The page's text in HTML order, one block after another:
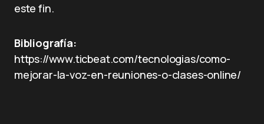
este fin.
Bibliografía:
https://www.ticbeat.com/tecnologias/como-
mejorar-la-voz-en-reuniones-o-clases-online/